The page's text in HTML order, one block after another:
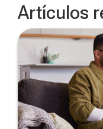
Artículos